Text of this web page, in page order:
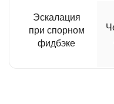
Эскалация
при спорном
фидбэке